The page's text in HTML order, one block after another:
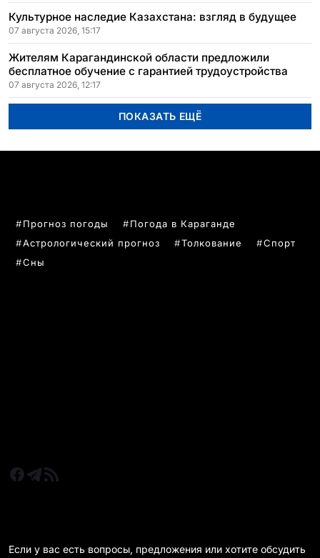
Культурное наследие Казахстана: взгляд в будущее
07 августа 2026, 15:17
Жителям Карагандинской области предложили
бесплатное обучение с гарантией трудоустройства
07 августа 2026, 12:17
ПОКАЗАТЬ ЕЩЁ
Прогноз погоды
Погода в Караганде
Астрологический прогноз
Толкование
Спорт
Сны
Если у вас есть вопросы, предложения или хотите обсудить